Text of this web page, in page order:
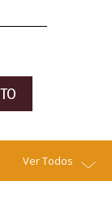
Ver Todos